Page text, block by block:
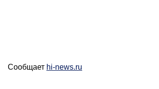
Сообщает hi-news.ru